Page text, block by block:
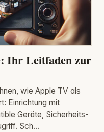
Ihr Leitfaden zur
wie Apple TV als
Einrichtung mit
Geräte, Sicherheits-
Sch...